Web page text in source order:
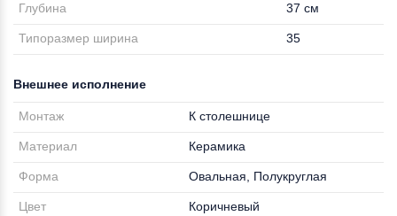
Глубина 37 см
Типоразмер ширина 35
Внешнее исполнение
Монтаж К столешнице
Материал Керамика
Форма Овальная, Полукруглая
Цвет Коричневый